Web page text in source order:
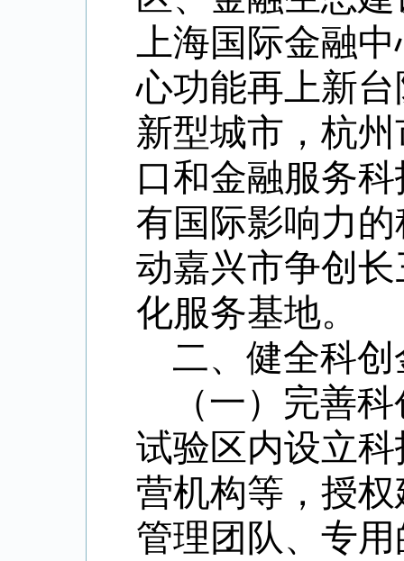
上海国际金融
心功能再上新
新型城市，杭
口和金融服务
有国际影响力
动嘉兴市争创
化服务基地。
二、健全科
（一）完善
试验区内设立
营机构等，授
管理团队、专